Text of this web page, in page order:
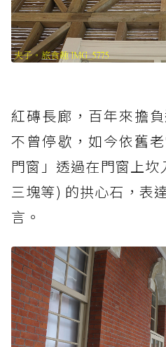
紅磚長廊，百年來擔
不曾停歇，如今依舊
門窗」透過在門窗上坎
三塊等) 的拱心石，表
言。